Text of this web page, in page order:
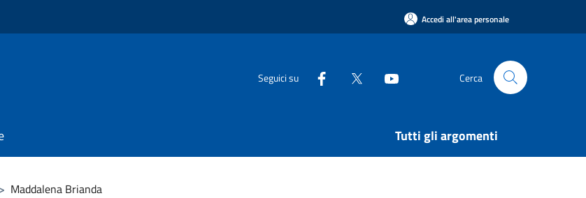
Accedi all'area personale
Seguici su Cerca
Tutti gli argomenti
> Maddalena Brianda